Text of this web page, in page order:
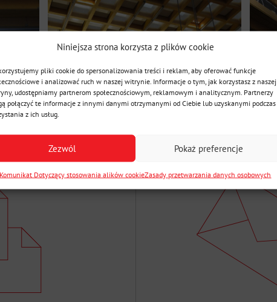
Niniejsza strona korzysta z plików cookie
pliki cookie do spersonalizowania treści i reklam, aby oferować funkcje
i analizować ruch w naszej witrynie. Informacje o tym, jak korzystasz z naszej
udostępniamy partnerom społecznościowym, reklamowym i analitycznym. Partnerzy
połączyć te informacje z innymi danymi otrzymanymi od Ciebie lub uzyskanymi podczas
z ich usług.
Zezwól Pokaż preferencje
Komunikat Dotyczący stosowania alików cookieZasady przetwarzania danych osobowych